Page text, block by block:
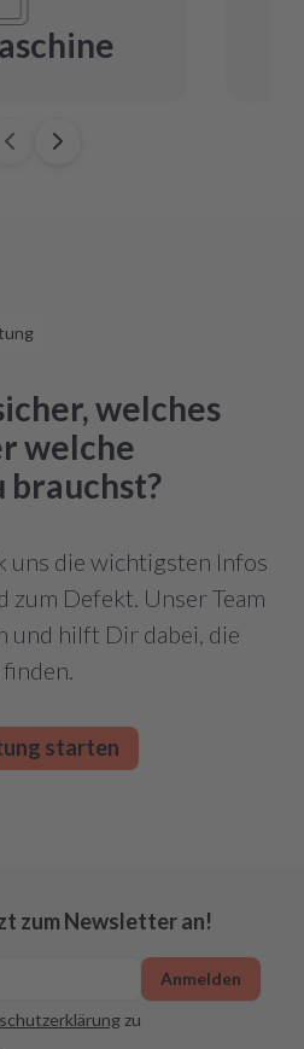
welches
welche
uns die wichtigsten Infos
zum Defekt. Unser Team
und hilft Dir dabei, die
starten
zum Newsletter an!
zu
Anmelden